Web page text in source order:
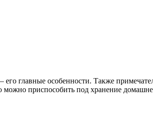
главные особенности. Также
приспособить под хранение